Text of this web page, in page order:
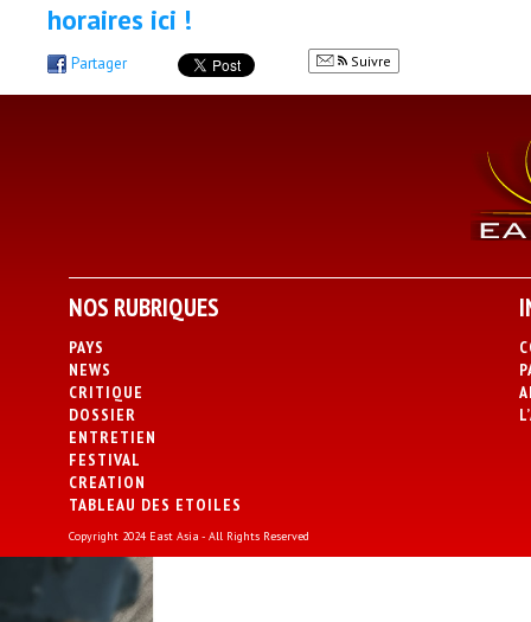
horaires ici !
Partager Suivre
NOS RUBRIQUES
PAYS
NEWS
CRITIQUE
DOSSIER
ENTRETIEN
FESTIVAL
CREATION
TABLEAU DES ETOILES
Copyright 2024 East Asia - All Rights Reserved